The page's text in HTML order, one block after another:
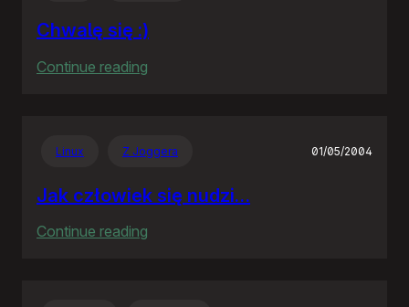
Chwalę się :)
Continue reading
Linux Z Joggera 01/05/2004
Jak człowiek się nudzi…
Continue reading